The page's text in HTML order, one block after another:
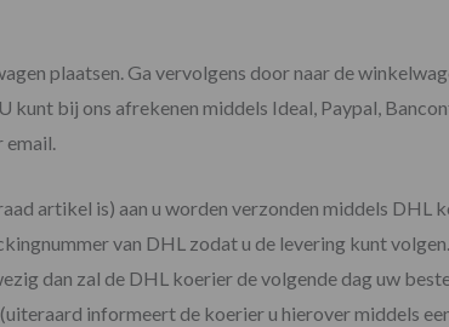
plaatsen. Ga vervolgens door naar de
kunt bij ons afrekenen middels Ideal, Paypal,
artikel is) aan u worden verzonden middels DHL
van DHL zodat u de levering kunt
dan zal de DHL koerier de volgende dag uw
informeert de koerier u hierover middels